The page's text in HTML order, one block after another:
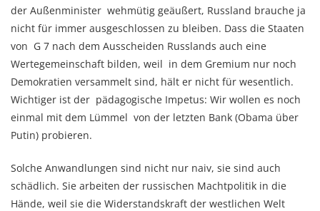
der Außenminister wehmütig geäußert, Russland brauche ja
nicht für immer ausgeschlossen zu bleiben. Dass die Staaten
von G 7 nach dem Ausscheiden Russlands auch eine
Wertegemeinschaft bilden, weil in dem Gremium nur noch
Demokratien versammelt sind, hält er nicht für wesentlich.
Wichtiger ist der pädagogische Impetus: Wir wollen es noch
einmal mit dem Lümmel von der letzten Bank (Obama über
Putin) probieren.
Solche Anwandlungen sind nicht nur naiv, sie sind auch
schädlich. Sie arbeiten der russischen Machtpolitik in die
Hände, weil sie die Widerstandskraft der westlichen Welt